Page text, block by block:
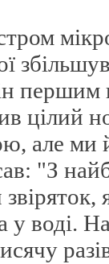
першим
цілий
але ми
"З
у воді.